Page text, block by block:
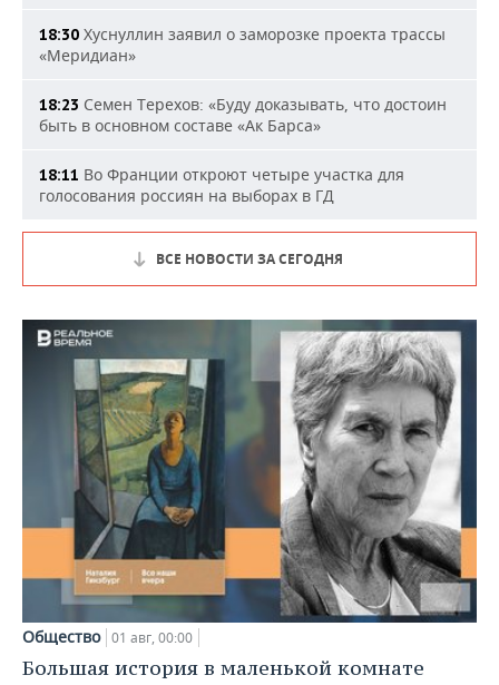
18:30 Хуснуллин заявил о заморозке проекта трассы
«Меридиан»
18:23 Семен Терехов: «Буду доказывать, что достоин
быть в основном составе «Ак Барса»
18:11 Во Франции откроют четыре участка для
голосования россиян на выборах в ГД
ВСЕ НОВОСТИ ЗА СЕГОДНЯ
Общество 01 авг, 00:00
Большая история в маленькой комнате